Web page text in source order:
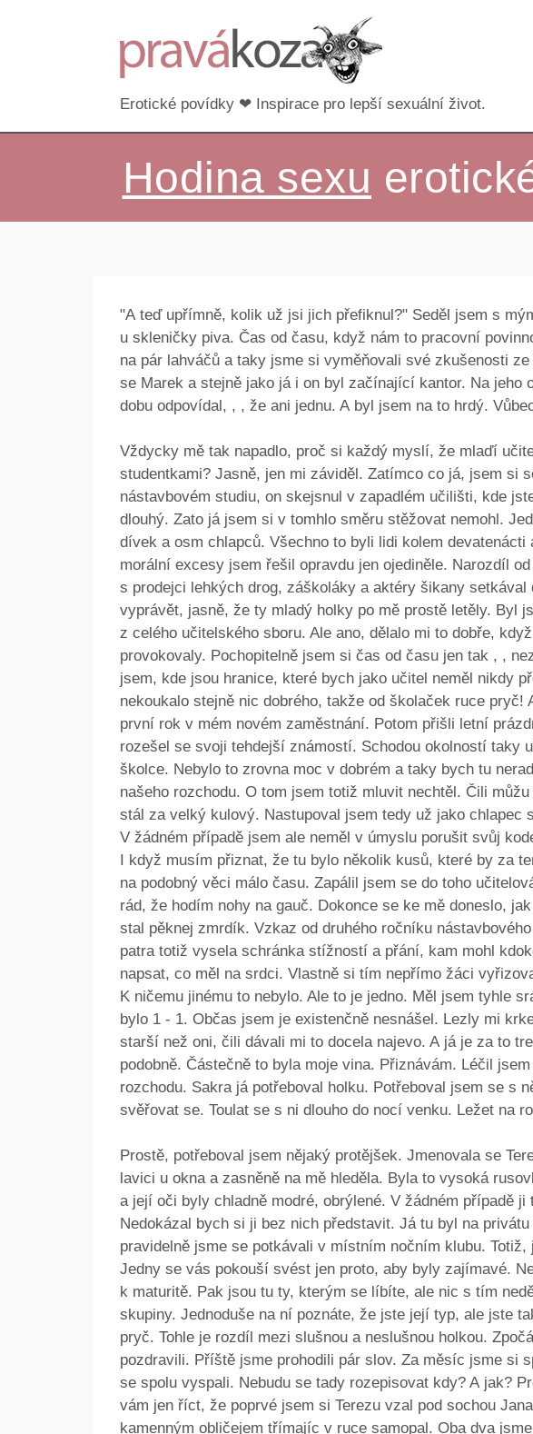
Erotické povídky ❤ Inspirace pro lepší sexuální život.
Hodina sexu
"A teď upřímně, kolik už jsi jich přefiknul?" Seděl jsem s
u skleničky piva. Čas od času, když nám to pracovní
na pár lahváčů a taky jsme si vyměňovali své zkušenosti
se Marek a stejně jako já i on byl začínající kantor. Na jeho
dobu odpovídal, , , že ani jednu. A byl jsem na to hrdý.
Vždycky mě tak napadlo, proč si každý myslí, že mlaďí
studentkami? Jasně, jen mi záviděl. Zatímco co já, jsem si
nástavbovém studiu, on skejsnul v zapadlém učilišti, kde
dlouhý. Zato já jsem si v tomhlo směru stěžovat nemohl.
dívek a osm chlapců. Všechno to byli lidi kolem devatenácti
morální excesy jsem řešil opravdu jen ojediněle. Narozdíl
s prodejci lehkých drog, záškoláky a aktéry šikany setkával
vyprávět, jasně, že ty mladý holky po mě prostě letěly. Byl
z celého učitelského sboru. Ale ano, dělalo mi to dobře,
provokovaly. Pochopitelně jsem si čas od času jen tak , ,
jsem, kde jsou hranice, které bych jako učitel neměl nikdy
nekoukalo stejně nic dobrého, takže od školaček ruce pryč!
první rok v mém novém zaměstnání. Potom přišli letní
rozešel se svoji tehdejší známostí. Schodou okolností taky
školce. Nebylo to zrovna moc v dobrém a taky bych tu
našeho rozchodu. O tom jsem totiž mluvit nechtěl. Čili
stál za velký kulový. Nastupoval jsem tedy už jako chlapec
V žádném případě jsem ale neměl v úmyslu porušit svůj
I když musím přiznat, že tu bylo několik kusů, které by za
na podobný věci málo času. Zapálil jsem se do toho
rád, že hodím nohy na gauč. Dokonce se ke mě doneslo,
stal pěknej zmrdík. Vzkaz od druhého ročníku
patra totiž vysela schránka stížností a přání, kam mohl
napsat, co měl na srdci. Vlastně si tím nepřímo žáci
K ničemu jinému to nebylo. Ale to je jedno. Měl jsem tyhle
bylo 1 - 1. Občas jsem je existenčně nesnášel. Lezly mi
starší než oni, čili dávali mi to docela najevo. A já je za to
podobně. Částečně to byla moje vina. Přiznávám. Léčil
rozchodu. Sakra já potřeboval holku. Potřeboval jsem se s
svěřovat se. Toulat se s ni dlouho do nocí venku. Ležet na
Prostě, potřeboval jsem nějaký protějšek. Jmenovala se
lavici u okna a zasněně na mě hleděla. Byla to vysoká
a její oči byly chladně modré, obrýlené. V žádném případě ji
Nedokázal bych si ji bez nich představit. Já tu byl na
pravidelně jsme se potkávali v místním nočním klubu. Totiž,
Jedny se vás pokouší svést jen proto, aby byly zajímavé.
k maturitě. Pak jsou tu ty, kterým se líbíte, ale nic s tím
skupiny. Jednoduše na ní poznáte, že jste její typ, ale jste
pryč. Tohle je rozdíl mezi slušnou a neslušnou holkou.
pozdravili. Příště jsme prohodili pár slov. Za měsíc jsme si
se spolu vyspali. Nebudu se tady rozepisovat kdy? A jak?
vám jen říct, že poprvé jsem si Terezu vzal pod sochou
kamenným obličejem třímajíc v ruce samopal. Oba dva